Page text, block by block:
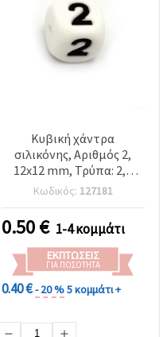
Κυβική χάντρα
σιλικόνης, Αριθμός 2,
12x12 mm, Τρύπα: 2,5
mm, Λευκό
Κωδικός: 127181
0.50€ 1-4 κομμάτι
ΕΚΠΤΏΣΕΙΣ
ΓΙΑ ΠΟΣΌΤΗΤΑ
0.40 €- 20 %5 κομμάτι +